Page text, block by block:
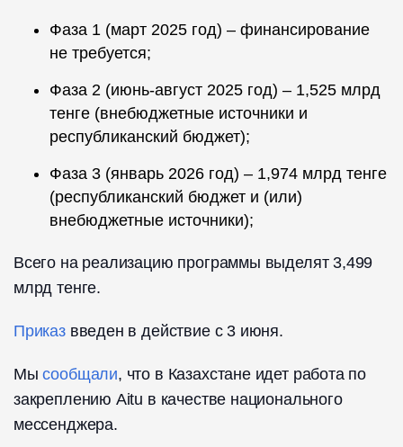
Фаза 1 (март 2025 год) – финансирование
не требуется;
Фаза 2 (июнь-август 2025 год) – 1,525 млрд
тенге (внебюджетные источники и
республиканский бюджет);
Фаза 3 (январь 2026 год) – 1,974 млрд тенге
(республиканский бюджет и (или)
внебюджетные источники);
Всего на реализацию программы выделят 3,499
млрд тенге.
Приказвведен в действие с 3 июня.
Мысообщали, что в Казахстане идет работа по
закреплению Aitu в качестве национального
мессенджера.